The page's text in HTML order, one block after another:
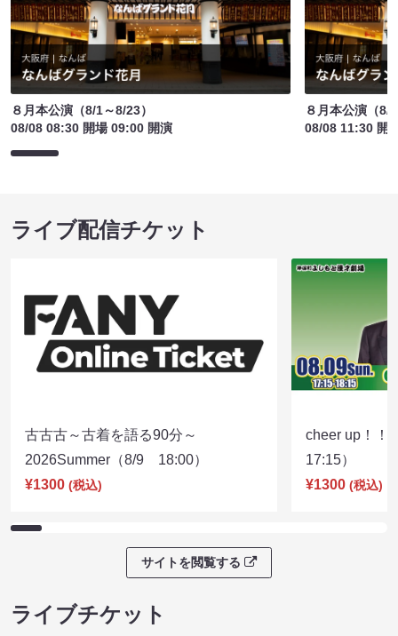
８月本公演（8/1～8/23）
08/08 08:30 開場 09:00 開演
８月本公演（8/
08/08 11:30 開
ライブ配信チケット
古古古～古着を語る90分～
2026Summer（8/9 18:00）
¥1300 (税込)
cheer up！
17:15）
¥1300 (税込)
サイトを閲覧する
ライブチケット